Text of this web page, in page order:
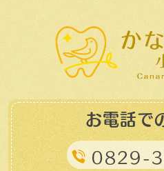
お電話で
0829-